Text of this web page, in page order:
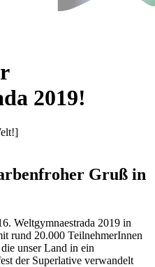
2019!
Gruß in
Weltgymnaestrada 2019 in
rund 20.000 TeilnehmerInnen
unser Land in ein
der Superlative verwandelt